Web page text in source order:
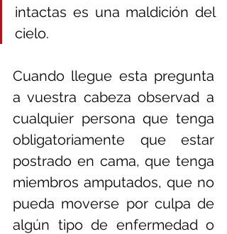
intactas es una maldición del
cielo.
Cuando llegue esta pregunta
a vuestra cabeza observad a
cualquier persona que tenga
obligatoriamente que estar
postrado en cama, que tenga
miembros amputados, que no
pueda moverse por culpa de
algún tipo de enfermedad o